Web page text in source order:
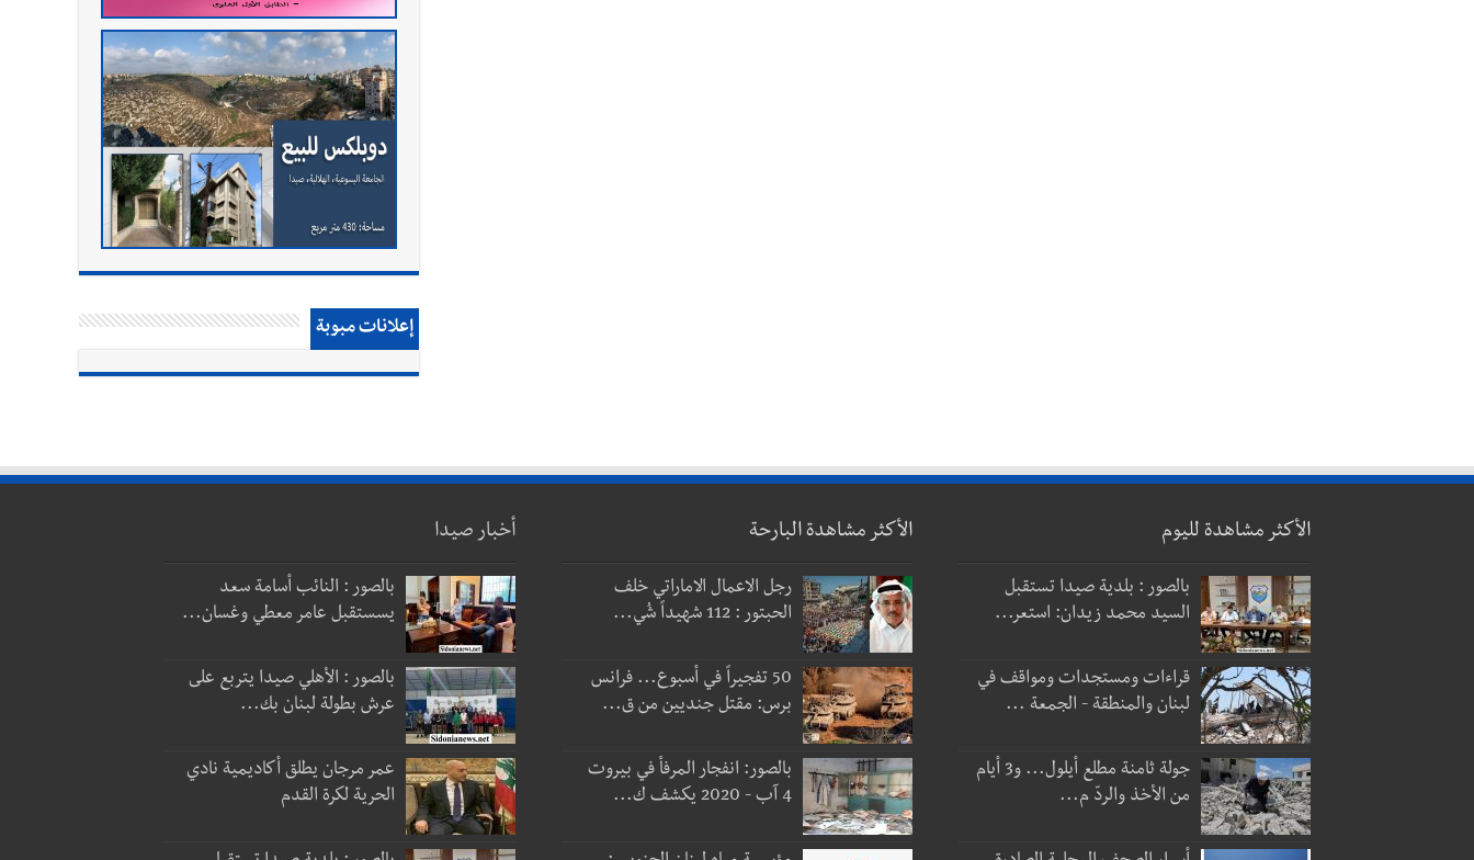
إعلانات مبوبة
الأكثر مشاهدة لليوم
بالصور : بلدية صيدا تستقبل
السيد محمد زيدان: استعر...
قراءات ومستجدات ومواقف في
لبنان والمنطقة - الجمعة ...
جولة ثامنة مطلع أيلول... و3 أيام
من الأخذ والردّ م...
الأكثر مشاهدة البارحة
رجل الاعمال الاماراتي خلف
الحبتور : 112 شهيداً شُي...
50 تفجيراً في أسبوع... فرانس
برس: مقتل جنديين من ق...
بالصور: انفجار المرفأ في بيروت
4 آب - 2020 يكشف ك...
أخبار صيدا
بالصور : النائب أسامة سعد
يسستقبل عامر معطي وغسان...
بالصور : الأهلي صيدا يتربع على
عرش بطولة لبنان بك...
عمر مرجان يطلق أكاديمية نادي
الحرية لكرة القدم